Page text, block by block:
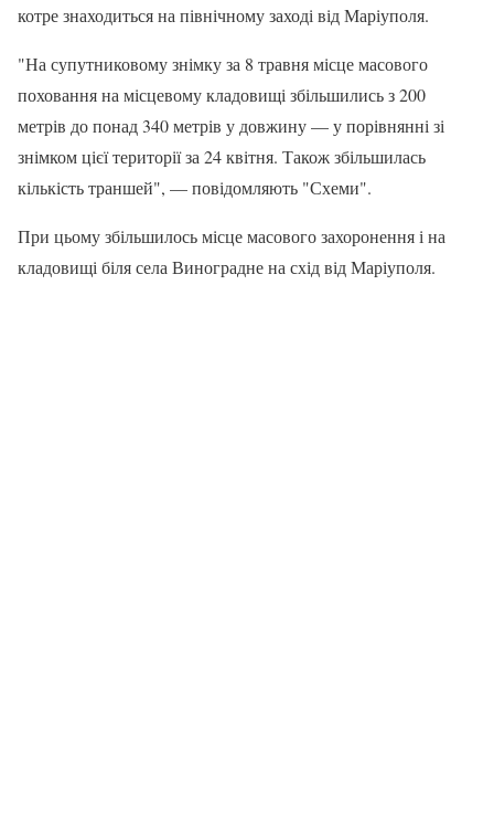
котре знаходиться на північному заході від Маріуполя.
"На супутниковому знімку за 8 травня місце масового
поховання на місцевому кладовищі збільшились з 200
метрів до понад 340 метрів у довжину — у порівнянні зі
знімком цієї території за 24 квітня. Також збільшилась
кількість траншей", — повідомляють "Схеми".
При цьому збільшилось місце масового захоронення і на
кладовищі біля села Виноградне на схід від Маріуполя.